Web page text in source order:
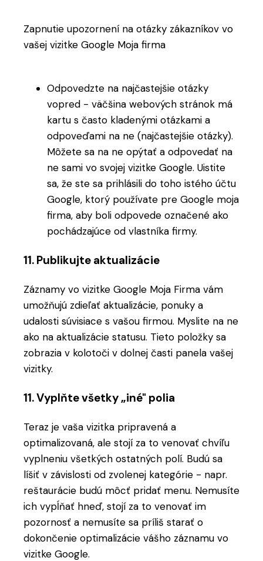
Zapnutie upozornení na otázky zákazníkov vo
vašej vizitke Google Moja firma
Odpovedzte na najčastejšie otázky
vopred - väčšina webových stránok má
kartu s často kladenými otázkami a
odpoveďami na ne (najčastejšie otázky).
Môžete sa na ne opýtať a odpovedať na
ne sami vo svojej vizitke Google. Uistite
sa, že ste sa prihlásili do toho istého účtu
Google, ktorý používate pre Google moja
firma, aby boli odpovede označené ako
pochádzajúce od vlastníka firmy.
11. Publikujte aktualizácie
Záznamy vo vizitke Google Moja Firma vám
umožňujú zdieľať aktualizácie, ponuky a
udalosti súvisiace s vašou firmou. Myslite na ne
ako na aktualizácie statusu. Tieto položky sa
zobrazia v kolotoči v dolnej časti panela vašej
vizitky.
11. Vyplňte všetky „iné" polia
Teraz je vaša vizitka pripravená a
optimalizovaná, ale stojí za to venovať chvíľu
vyplneniu všetkých ostatných polí. Budú sa
líšiť v závislosti od zvolenej kategórie - napr.
reštaurácie budú môcť pridať menu. Nemusíte
ich vypĺňať hneď, stojí za to venovať im
pozornosť a nemusíte sa príliš starať o
dokončenie optimalizácie vášho záznamu vo
vizitke Google.